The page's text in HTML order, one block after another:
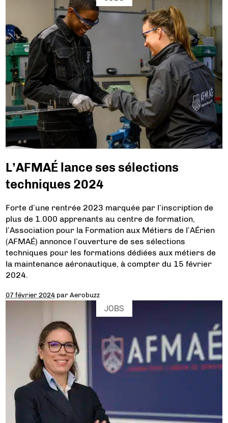
L’AFMAÉ lance ses sélections
techniques 2024
Forte d’une rentrée 2023 marquée par l’inscription de
plus de 1.000 apprenants au centre de formation,
l’Association pour la Formation aux Métiers de l’AÉrien
(AFMAÉ) annonce l’ouverture de ses sélections
techniques pour les formations dédiées aux métiers de
la maintenance aéronautique, à compter du 15 février
2024.
07 février 2024 parAerobuzz
JOBS